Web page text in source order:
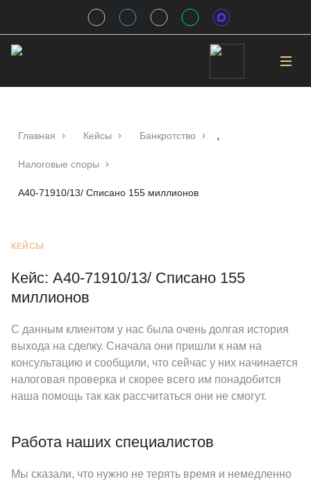
Главная Кейсы Банкротство ,
Налоговые споры
А40-71910/13/ Списано 155 миллионов
КЕЙСЫ
Кейс: А40-71910/13/ Списано 155
миллионов
С данным клиентом у нас была очень долгая история
выхода на сделку. Сначала они пришли к нам на
консультацию и сообщили, что сейчас у них начинается
налоговая проверка и скорее всего им понадобится
наша помощь так как рассчитаться они не смогут.
Работа наших специалистов
Мы сказали, что нужно не терять время и немедленно